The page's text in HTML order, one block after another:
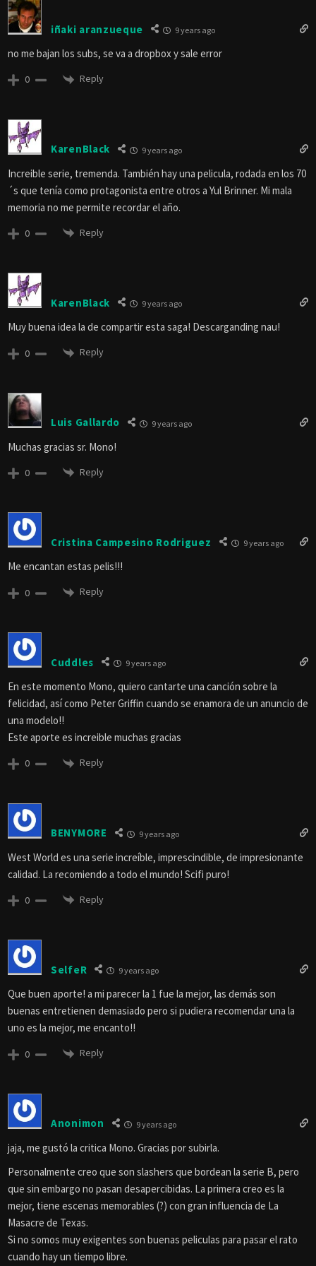
iñaki aranzueque 9 years ago
no me bajan los subs, se va a dropbox y sale error
0 Reply
KarenBlack 9 years ago
Increible serie, tremenda. También hay una pelicula, rodada en los 70
´s que tenía como protagonista entre otros a Yul Brinner. Mi mala
memoria no me permite recordar el año.
0 Reply
KarenBlack 9 years ago
Muy buena idea la de compartir esta saga! Descarganding nau!
0 Reply
Luis Gallardo 9 years ago
Muchas gracias sr. Mono!
0 Reply
Cristina Campesino Rodriguez 9 years ago
Me encantan estas pelis!!!
0 Reply
Cuddles 9 years ago
En este momento Mono, quiero cantarte una canción sobre la
felicidad, así como Peter Griffin cuando se enamora de un anuncio de
una modelo!!
Este aporte es increible muchas gracias
0 Reply
BENYMORE 9 years ago
West World es una serie increíble, imprescindible, de impresionante
calidad. La recomiendo a todo el mundo! Scifi puro!
0 Reply
SelfeR 9 years ago
Que buen aporte! a mi parecer la 1 fue la mejor, las demás son
buenas entretienen demasiado pero si pudiera recomendar una la
uno es la mejor, me encanto!!
0 Reply
Anonimon 9 years ago
jaja, me gustó la critica Mono. Gracias por subirla.
Personalmente creo que son slashers que bordean la serie B, pero
que sin embargo no pasan desapercibidas. La primera creo es la
mejor, tiene escenas memorables (?) con gran influencia de La
Masacre de Texas.
Si no somos muy exigentes son buenas peliculas para pasar el rato
cuando hay un tiempo libre.